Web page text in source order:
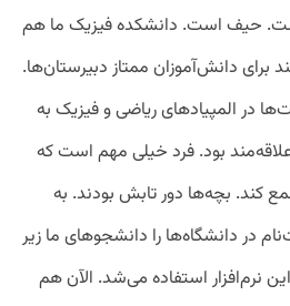
حیف است. دانشکده فیزیک ما هم
برای دانش‌آموزان ممتاز دبیرستان‌ها.
در المپیاد‌های ریاضی و فیزیک به
بود. فرد خیلی مهم است که
کند. بچه‌ها دور تابش بودند. به
در دانشگاه‌ها را دانشجو‌های ما زیر
نرم‌افزار استفاده می‌شد. الآن هم